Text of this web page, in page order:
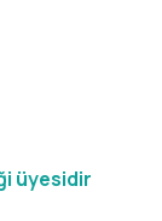
üyesidir